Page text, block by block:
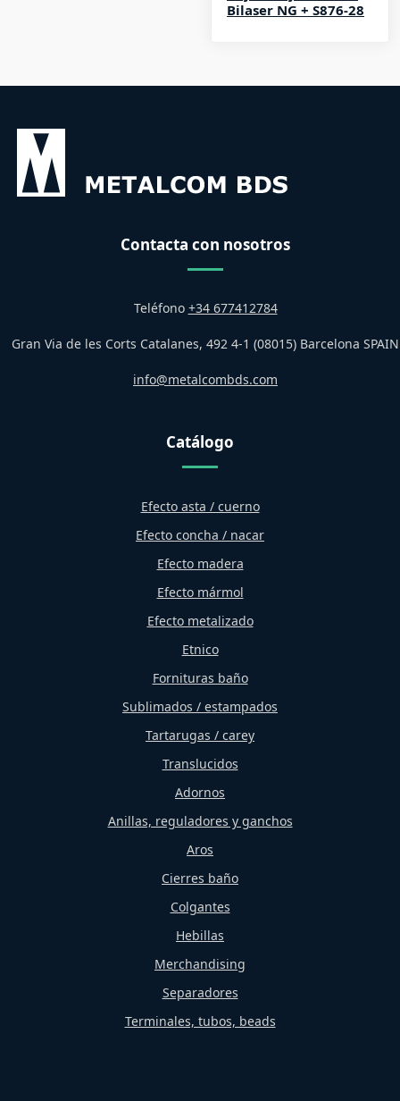
Bilaser NG + S876-28
Contacta con nosotros
Teléfono +34 677412784
Gran Via de les Corts Catalanes, 492 4-1 (08015) Barcelona SPAIN
info@metalcombds.com
Catálogo
Efecto asta / cuerno
Efecto concha / nacar
Efecto madera
Efecto mármol
Efecto metalizado
Etnico
Fornituras baño
Sublimados / estampados
Tartarugas / carey
Translucidos
Adornos
Anillas, reguladores y ganchos
Aros
Cierres baño
Colgantes
Hebillas
Merchandising
Separadores
Terminales, tubos, beads